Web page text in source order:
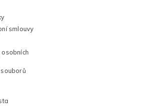
smlouvy
osobních